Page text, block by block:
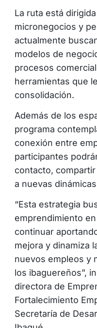
La ruta está
micronegocios y
actualmente
modelos de
procesos
herramientas que
consolidación.
Además de los
programa
conexión entre
participantes
contacto,
a nuevas
“Esta estrategia
emprendimiento
continuar
mejora y dinamiza
nuevos empleos y
los ibaguereños”,
directora de
Fortalecimiento
Secretaría de